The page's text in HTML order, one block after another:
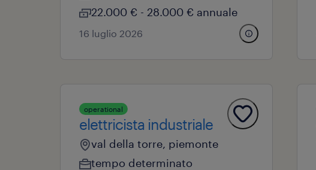
22.000 € - 28.000 € annuale
16 luglio 2026
operational
elettricista industriale
val della torre, piemonte
tempo determinato